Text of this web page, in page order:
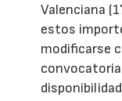
Valenciana
estos
modificarse